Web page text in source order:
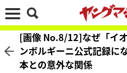
[画像 No.8/12]なぜ「イ
ンボルギーニ公式記録に
本との意外な関係